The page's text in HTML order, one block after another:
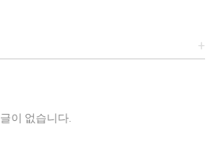
+
글이 없습니다.